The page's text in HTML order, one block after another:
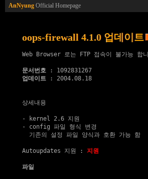
AnNyung Official Homepage
oops-firewall 4.1.0 업데이트
Web Browser 로는 FTP 접속이 불가능 합
문서번호
업데이트 : 2004.08.18
상세내용
- kernel 2.6 지원
- config 파일 형식 변경
  기존의 설정 파일 양식과 호환 가능 함
Autoupdates 지원 : 지원
파일